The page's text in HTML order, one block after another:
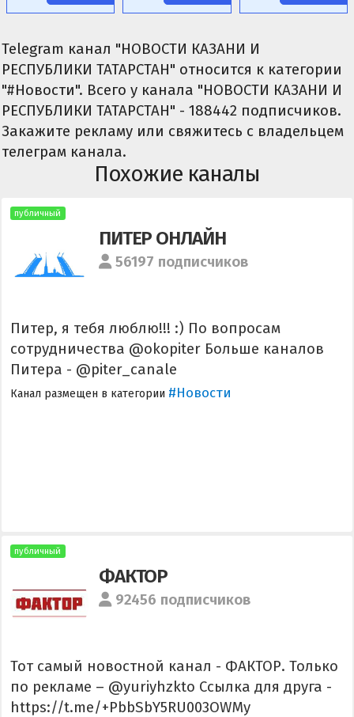
Telegram канал "НОВОСТИ КАЗАНИ И
РЕСПУБЛИКИ ТАТАРСТАН" относится к категории
"#Новости". Всего у канала "НОВОСТИ КАЗАНИ И
РЕСПУБЛИКИ ТАТАРСТАН" - 188442 подписчиков.
Закажите рекламу или свяжитесь с владельцем
телеграм канала.
Похожие каналы
публичный
ПИТЕР ОНЛАЙН
56197 подписчиков
Питер, я тебя люблю!!! :) По вопросам
сотрудничества @okopiter Больше каналов
Питера - @piter_canale
Канал размещен в категории #Новости
публичный
ФАКТОР
92456 подписчиков
Тот самый новостной канал - ФАКТОР. Только
по рекламе – @yuriyhzkto Ссылка для друга -
https://t.me/+PbbSbY5RU003OWMy